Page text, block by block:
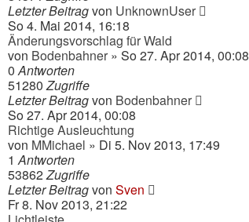
Letzter Beitragvon UnknownUser
So 4. Mai 2014, 16:18
Änderungsvorschlag für Wald
von Bodenbahner » So 27. Apr 2014, 00:08
0Antworten
51280Zugriffe
Letzter Beitragvon Bodenbahner
So 27. Apr 2014, 00:08
Richtige Ausleuchtung
von MMichael » Di 5. Nov 2013, 17:49
1Antworten
53862Zugriffe
Letzter Beitragvon Sven
Fr 8. Nov 2013, 21:22